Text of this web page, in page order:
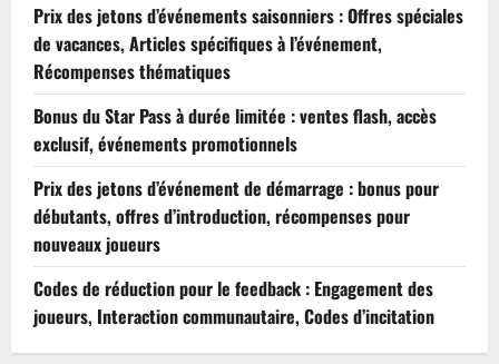
Prix des jetons d’événements saisonniers : Offres spéciales
de vacances, Articles spécifiques à l’événement,
Récompenses thématiques
Bonus du Star Pass à durée limitée : ventes flash, accès
exclusif, événements promotionnels
Prix des jetons d’événement de démarrage : bonus pour
débutants, offres d’introduction, récompenses pour
nouveaux joueurs
Codes de réduction pour le feedback : Engagement des
joueurs, Interaction communautaire, Codes d’incitation